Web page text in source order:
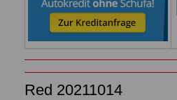
Red 20211014